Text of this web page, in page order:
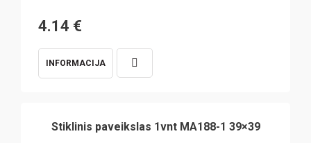
4.14 €
INFORMACIJA
Stiklinis paveikslas 1vnt MA188-1 39×39